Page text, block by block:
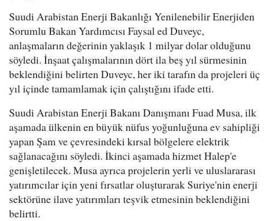
Suudi Arabistan Enerji Bakanlığı Yenilenebilir Enerjiden
Sorumlu Bakan Yardımcısı Faysal ed Duveyc,
anlaşmaların değerinin yaklaşık 1 milyar dolar olduğunu
söyledi. İnşaat çalışmalarının dört ila beş yıl sürmesinin
beklendiğini belirten Duveyc, her iki tarafın da projeleri üç
yıl içinde tamamlamak için çalıştığını ifade etti.
Suudi Arabistan Enerji Bakanı Danışmanı Fuad Musa, ilk
aşamada ülkenin en büyük nüfus yoğunluğuna ev sahipliği
yapan Şam ve çevresindeki kırsal bölgelere elektrik
sağlanacağını söyledi. İkinci aşamada hizmet Halep'e
genişletilecek. Musa ayrıca projelerin yerli ve uluslararası
yatırımcılar için yeni fırsatlar oluşturarak Suriye'nin enerji
sektörüne ilave yatırımları teşvik etmesinin beklendiğini
belirtti.